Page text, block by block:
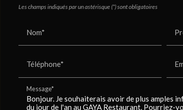
Les champs indiqués par un astérisque (*) sont obligatoires
Nom*
Téléphone*
Message*